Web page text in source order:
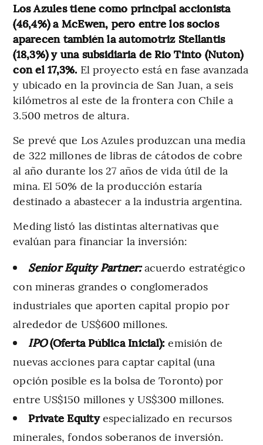
Los Azules tiene como principal accionista
(46,4%) a McEwen, pero entre los socios
aparecen también la automotriz Stellantis
(18,3%) y una subsidiaria de Rio Tinto (Nuton)
con el 17,3%. El proyecto está en fase avanzada
y ubicado en la provincia de San Juan, a seis
kilómetros al este de la frontera con Chile a
3.500 metros de altura.
Se prevé que Los Azules produzcan una media
de 322 millones de libras de cátodos de cobre
al año durante los 27 años de vida útil de la
mina. El 50% de la producción estaría
destinado a abastecer a la industria argentina.
Meding listó las distintas alternativas que
evalúan para financiar la inversión:
Senior Equity Partner:acuerdo estratégico
con mineras grandes o conglomerados
industriales que aporten capital propio por
alrededor de US$600 millones.
IPO(Oferta Pública Inicial): emisión de
nuevas acciones para captar capital (una
opción posible es la bolsa de Toronto) por
entre US$150 millones y US$300 millones.
Private Equityespecializado en recursos
minerales, fondos soberanos de inversión.